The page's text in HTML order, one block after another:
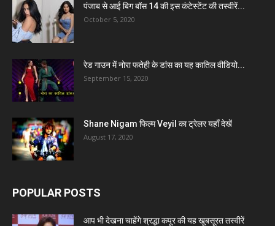
पंजाब से आई बिग बॉस 14 की इस कंटेस्टेंट की तस्वीरें...
October 5, 2020
रेड गाउन में नोरा फतेही के डांस का यह कातिल वीडियो...
September 15, 2020
Shane Nigam फिल्म Veyil का ट्रेलर यहाँ देखें
August 17, 2020
POPULAR POSTS
आप भी देखना चाहेंगे श्रद्धा कपूर की यह खूबसूरत तस्वीरें